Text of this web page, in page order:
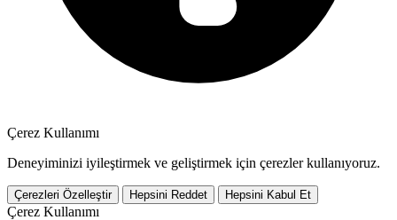
Çerez Kullanımı
Deneyiminizi iyileştirmek ve geliştirmek için çerezler kullanıyoruz.
Çerezleri Özelleştir Hepsini Reddet Hepsini Kabul Et
Çerez Kullanımı